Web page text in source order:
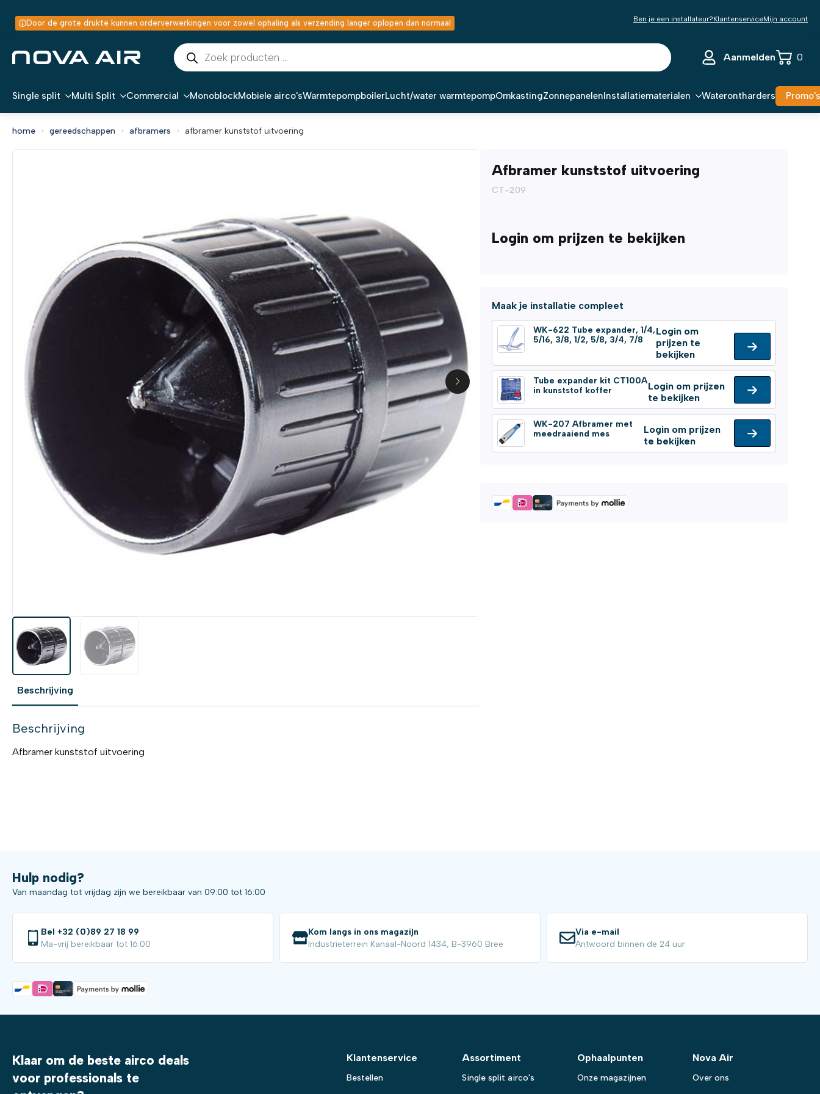
Door de grote drukte kunnen orderverwerkingen voor zowel ophaling als verzending langer oplopen dan normaal Ben je een installateur?KlantenserviceMijn account
Producten
zoeken
Aanmelden 0
Single split Multi Split Commercial MonoblockMobiele airco'sWarmtepompboilerLucht/water warmtepompOmkastingZonnepanelenInstallatiematerialen Waterontharders Promo's
home gereedschappen afbramers afbramer kunststof uitvoering
Beschrijving
Beschrijving
Afbramer kunststof uitvoering
Afbramer kunststof uitvoering
CT-209
Login om prijzen te bekijken
Maak je installatie compleet
WK-622 Tube expander, 1/4,
5/16, 3/8, 1/2, 5/8, 3/4, 7/8
Login om
prijzen te
bekijken
Tube expander kit CT100A
in kunststof koffer
Login om prijzen
te bekijken
WK-207 Afbramer met
meedraaiend mes
Login om prijzen
te bekijken
Hulp nodig?
Van maandag tot vrijdag zijn we bereikbaar van 09:00 tot 16:00
Bel +32 (0)89 27 18 99
Ma-vrij bereikbaar tot 16:00
Kom langs in ons magazijn
Industrieterrein Kanaal-Noord 1434, B-3960 Bree
Via e-mail
Antwoord binnen de 24 uur
Klaar om de beste airco deals
voor professionals te
Klantenservice
Bestellen
Assortiment
Single split airco's
Ophaalpunten
Onze magazijnen
Nova Air
Over ons